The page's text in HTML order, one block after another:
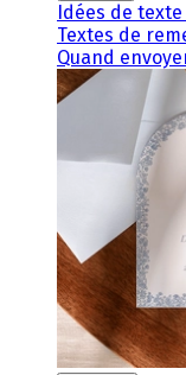
Idées de
Textes de
Quand